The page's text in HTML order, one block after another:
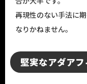
再現性のない手法に
なりかねません。
堅実なアダア